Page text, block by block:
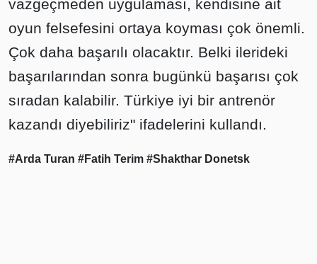
vazgeçmeden uygulaması, kendisine ait
oyun felsefesini ortaya koyması çok önemli.
Çok daha başarılı olacaktır. Belki ilerideki
başarılarından sonra bugünkü başarısı çok
sıradan kalabilir. Türkiye iyi bir antrenör
kazandı diyebiliriz" ifadelerini kullandı.
#Arda Turan #Fatih Terim #Shakthar Donetsk